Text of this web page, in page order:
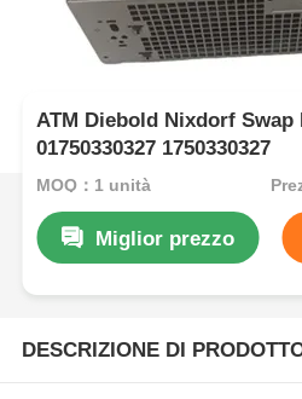
ATM Diebold Nixdorf Swap
01750330327 1750330327
MOQ：1 unità
Miglior prezzo
DESCRIZIONE DI